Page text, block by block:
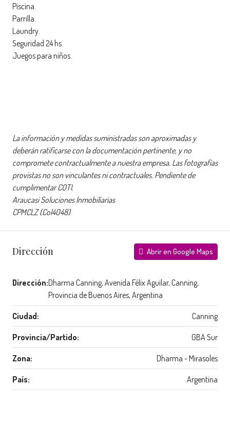
Piscina.
Parrilla.
Laundry.
Seguridad 24 hs.
Juegos para niños.
La información y medidas suministradas son aproximadas y
deberán ratificarse con la documentación pertinente, y no
compromete contractualmente a nuestra empresa. Las fotografías
provistas no son vinculantes ni contractuales. Pendiente de
cumplimentar COTI.
Araucasi Soluciones Inmobiliarias
CPMCLZ (Col4048)
Dirección Abrir en Google Maps
Dirección:Dharma Canning, Avenida Félix Aguilar, Canning,
Provincia de Buenos Aires, Argentina
Ciudad: Canning
Provincia/Partido: GBA Sur
Zona: Dharma - Mirasoles
País: Argentina